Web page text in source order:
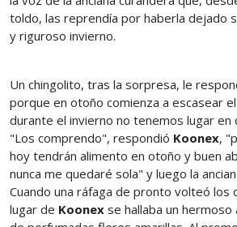
toldo, las reprendía por haberla dejado
y riguroso invierno.
Un chingolito, tras la sorpresa, le
porque en otoño comienza a escasear
durante el invierno no tenemos lugar en
"Los comprendo", respondió Koonex,
hoy tendrán alimento en otoño y buen
nunca me quedaré sola" y luego la
Cuando una ráfaga de pronto volteó los
lugar de Koonex se hallaba un